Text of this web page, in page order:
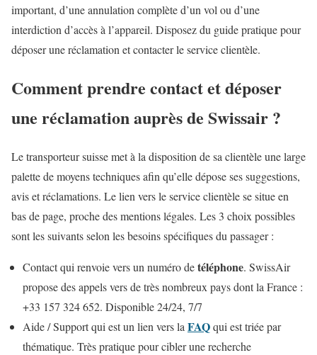
important, d’une annulation complète d’un vol ou d’une
interdiction d’accès à l’appareil. Disposez du guide pratique pour
déposer une réclamation et contacter le service clientèle.
Comment prendre contact et déposer
une réclamation auprès de Swissair ?
Le transporteur suisse met à la disposition de sa clientèle une large
palette de moyens techniques afin qu’elle dépose ses suggestions,
avis et réclamations. Le lien vers le service clientèle se situe en
bas de page, proche des mentions légales. Les 3 choix possibles
sont les suivants selon les besoins spécifiques du passager :
Contact qui renvoie vers un numéro detéléphone. SwissAir
propose des appels vers de très nombreux pays dont la France :
+33 157 324 652. Disponible 24/24, 7/7
Aide / Support qui est un lien vers laFAQqui est triée par
thématique. Très pratique pour cibler une recherche